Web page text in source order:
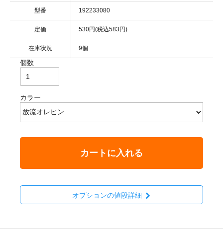
型番 192233080
定価 530円(税込583円)
在庫状況 9個
個数
カラー
カートに入れる
オプションの値段詳細